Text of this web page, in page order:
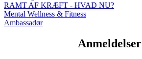
RAMT AF KRÆFT - HVAD NU?
Mental Wellness & Fitness
Ambassadør
Anmeldelser